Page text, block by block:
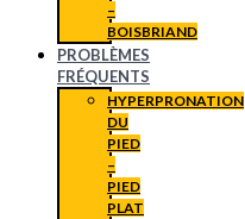
–
BOISBRIAND
PROBLÈMES
FRÉQUENTS
HYPERPRONATION
DU
PIED
–
PIED
PLAT